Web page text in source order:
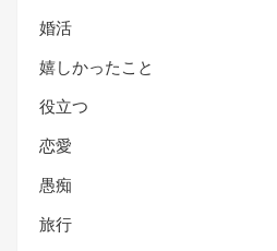
婚活
嬉しかったこと
役立つ
恋愛
愚痴
旅行